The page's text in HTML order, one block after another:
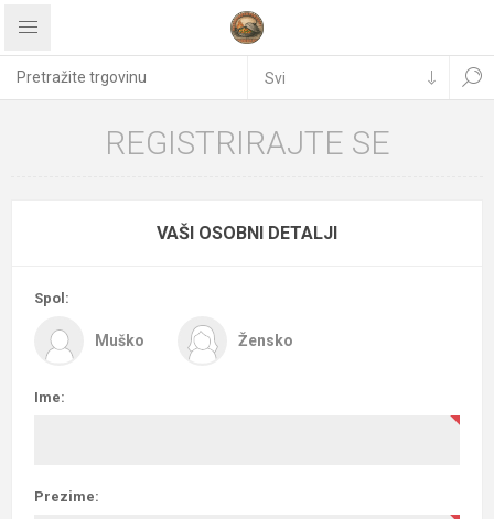
REGISTRIRAJTE SE
VAŠI OSOBNI DETALJI
Spol:
Muško Žensko
Ime:
Prezime: